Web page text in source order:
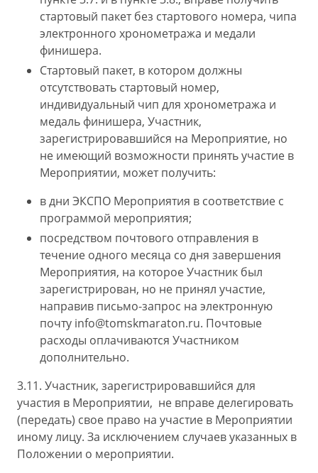
стартовый пакет без стартового номера, чипа
электронного хронометража и медали
финишера.
Стартовый пакет, в котором должны
отсутствовать стартовый номер,
индивидуальный чип для хронометража и
медаль финишера, Участник,
зарегистрировавшийся на Мероприятие, но
не имеющий возможности принять участие в
Мероприятии, может получить:
в дни ЭКСПО Мероприятия в соответствие с
программой мероприятия;
посредством почтового отправления в
течение одного месяца со дня завершения
Мероприятия, на которое Участник был
зарегистрирован, но не принял участие,
направив письмо-запрос на электронную
почту info@tomskmaraton.ru. Почтовые
расходы оплачиваются Участником
дополнительно.
3.11. Участник, зарегистрировавшийся для
участия в Мероприятии, не вправе делегировать
(передать) свое право на участие в Мероприятии
иному лицу. За исключением случаев указанных в
Положении о мероприятии.